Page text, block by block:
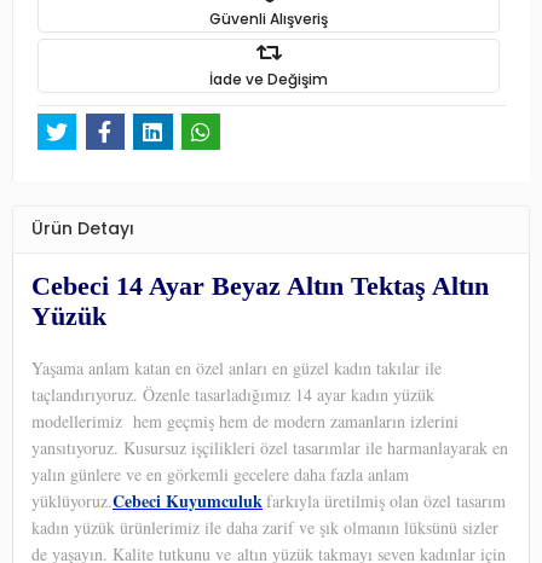
Güvenli Alışveriş
İade ve Değişim
Ürün Detayı
Cebeci 14 Ayar Beyaz Altın Tektaş Altın
Yüzük
Yaşama anlam katan en özel anları en güzel kadın takılar ile
taçlandırıyoruz. Özenle tasarladığımız 14 ayar kadın yüzük
modellerimiz hem geçmiş hem de modern zamanların izlerini
yansıtıyoruz. Kusursuz işçilikleri özel tasarımlar ile harmanlayarak en
yalın günlere ve en görkemli gecelere daha fazla anlam
yüklüyoruz.Cebeci Kuyumculukfarkıyla üretilmiş olan özel tasarım
kadın yüzük ürünlerimiz ile daha zarif ve şık olmanın lüksünü sizler
de yaşayın. Kalite tutkunu ve altın yüzük takmayı seven kadınlar için